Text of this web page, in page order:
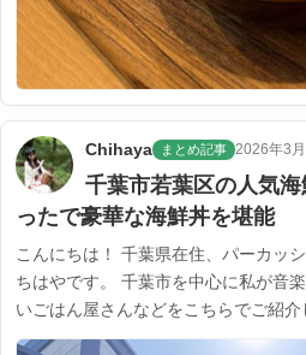
Chihaya まとめ記事 2026年3
千葉市若葉区の人気
ったで豪華な海鮮丼を堪能
こんにちは！ 千葉県在住、パーカッ
ちはやです。 千葉市を中心に私が音
いごはん屋さんなどをこちらでご紹